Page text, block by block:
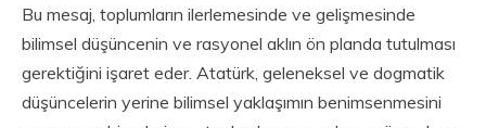
Bu mesaj, toplumların ilerlemesinde ve gelişmesinde
bilimsel düşüncenin ve rasyonel aklın ön planda tutulması
gerektiğini işaret eder. Atatürk, geleneksel ve dogmatik
düşüncelerin yerine bilimsel yaklaşımın benimsenmesini